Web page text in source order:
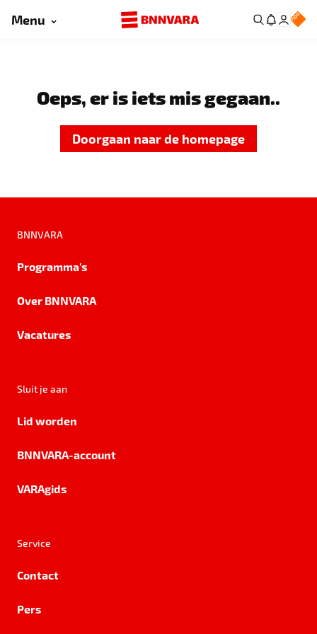
Menu
Oeps, er is iets mis gegaan..
Doorgaan naar de homepage
BNNVARA
Programma's
Over BNNVARA
Vacatures
Sluit je aan
Lid worden
BNNVARA-account
VARAgids
Service
Contact
Pers